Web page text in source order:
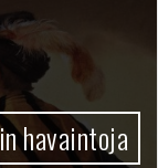
havaintoja